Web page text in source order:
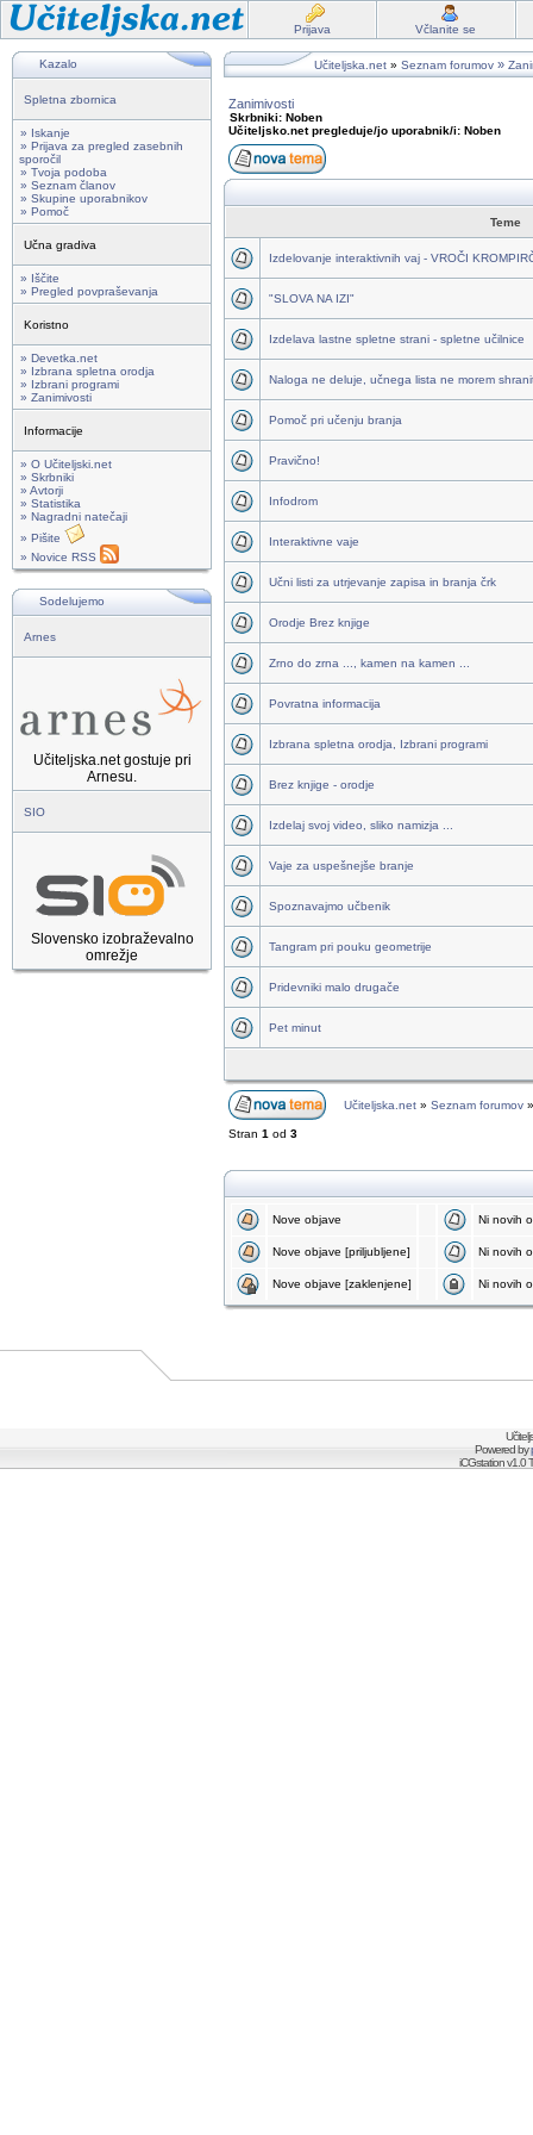
Prijava Včlanite se
Kazalo
Spletna zbornica
» Iskanje
» Prijava za pregled zasebnih
sporočil
» Tvoja podoba
» Seznam članov
» Skupine uporabnikov
» Pomoč
Učna gradiva
» Iščite
» Pregled povpraševanja
Koristno
» Devetka.net
» Izbrana spletna orodja
» Izbrani programi
» Zanimivosti
Informacije
» O Učiteljski.net
» Skrbniki
» Avtorji
» Statistika
» Nagradni natečaji
» Pišite
» Novice RSS
Sodelujemo
Arnes
Učiteljska.net gostuje pri
Arnesu.
SIO
Slovensko izobraževalno
omrežje
Učiteljska.net » Seznam forumov »
Zanimivosti
Skrbniki: Noben
Učiteljsko.net pregleduje/jo uporabnik/i: Noben
Teme
Izdelovanje interaktivnih vaj - VROČI
"SLOVA NA IZI"
Izdelava lastne spletne strani - spletne učilnice
Naloga ne deluje, učnega lista ne morem
Pomoč pri učenju branja
Pravično!
Infodrom
Interaktivne vaje
Učni listi za utrjevanje zapisa in branja črk
Orodje Brez knjige
Zrno do zrna ..., kamen na kamen ...
Povratna informacija
Izbrana spletna orodja, Izbrani programi
Brez knjige - orodje
Izdelaj svoj video, sliko namizja ...
Vaje za uspešnejše branje
Spoznavajmo učbenik
Tangram pri pouku geometrije
Pridevniki malo drugače
Pet minut
Učiteljska.net » Seznam forumov
Stran 1 od 3
Nove objave Ni novih
Nove objave [priljubljene] Ni novih
Nove objave [zaklenjene] Ni novih
Powered by
iCGstation v1.0